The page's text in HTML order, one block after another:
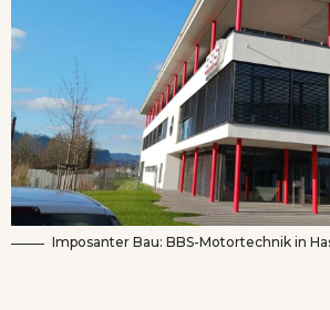
Imposanter Bau: BBS-Motortechnik in